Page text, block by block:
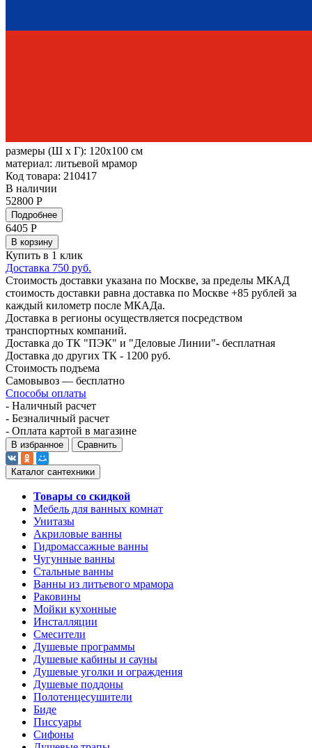
размеры (Ш х Г): 120x100 см
материал: литьевой мрамор
Код товара: 210417
В наличии
52800 Р
Подробнее
6405 Р
В корзину
Купить в 1 клик
Доставка 750 руб.
Стоимость доставки указана по Москве, за пределы МКАД
стоимость доставки равна доставка по Москве +85 рублей за
каждый километр после МКАДа.
Доставка в регионы осуществляется посредством
транспортных компаний.
Доставка до ТК "ПЭК" и "Деловые Линии"- бесплатная
Доставка до других ТК - 1200 руб.
Стоимость подъема
Самовывоз — бесплатно
Способы оплаты
- Наличный расчет
- Безналичный расчет
- Оплата картой в магазине
В избранное Сравнить
Каталог сантехники
Товары со скидкой
Мебель для ванных комнат
Унитазы
Акриловые ванны
Гидромассажные ванны
Чугунные ванны
Стальные ванны
Ванны из литьевого мрамора
Раковины
Мойки кухонные
Инсталляции
Смесители
Душевые программы
Душевые кабины и сауны
Душевые уголки и ограждения
Душевые поддоны
Полотенцесушители
Биде
Писсуары
Сифоны